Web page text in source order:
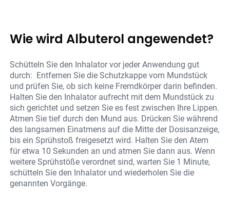
Wie wird Albuterol angewendet?
Schütteln Sie den Inhalator vor jeder Anwendung gut
durch: Entfernen Sie die Schutzkappe vom Mundstück
und prüfen Sie, ob sich keine Fremdkörper darin befinden.
Halten Sie den Inhalator aufrecht mit dem Mundstück zu
sich gerichtet und setzen Sie es fest zwischen Ihre Lippen.
Atmen Sie tief durch den Mund aus. Drücken Sie während
des langsamen Einatmens auf die Mitte der Dosisanzeige,
bis ein Sprühstoß freigesetzt wird. Halten Sie den Atem
für etwa 10 Sekunden an und atmen Sie dann aus. Wenn
weitere Sprühstöße verordnet sind, warten Sie 1 Minute,
schütteln Sie den Inhalator und wiederholen Sie die
genannten Vorgänge.